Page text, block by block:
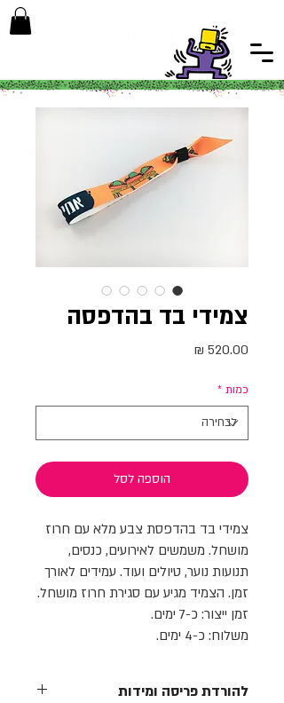
צמידי בד בהדפסה
כמות *
הוספה לסל
צמידי בד בהדפסת צבע מלא עם חרוז
מושחל. משמשים לאירועים, כנסים,
תנועות נוער, טיולים ועוד. עמידים לאורך
זמן. הצמיד מגיע עם סגירת חרוז מושחל.
זמן ייצור: כ-7 ימים.
משלוח: כ-4 ימים.
להורדת פריסה ומידות